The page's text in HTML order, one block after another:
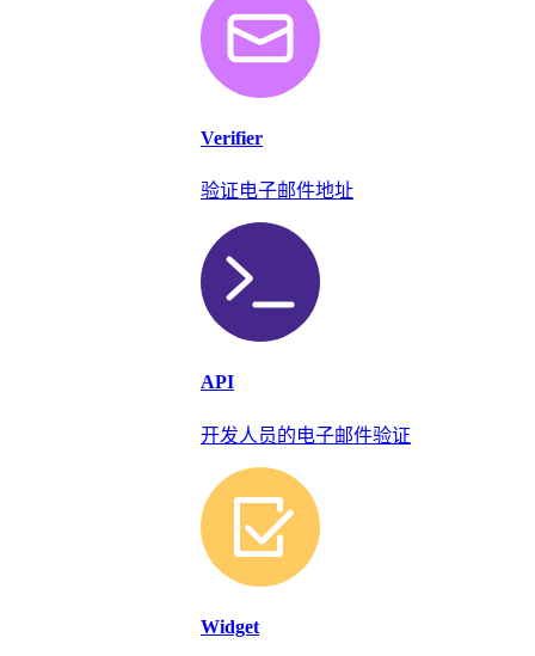
Verifier
验证电子邮件地址
API
开发人员的电子邮件验证
Widget